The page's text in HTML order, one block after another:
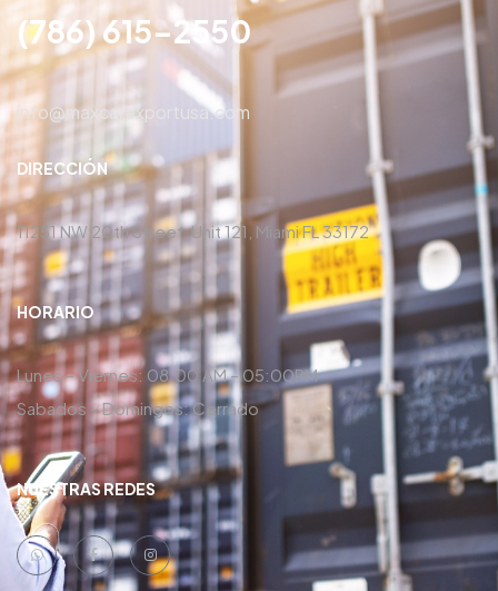
(786) 615-2550
info@maxcarexportusa.com
DIRECCIÓN
11251 NW 20th Street, Unit 121, Miami FL 33172
HORARIO
Lunes – Viernes: 08:00 AM – 05:00PM
Sabados – Domingos: Cerrado
NUESTRAS REDES